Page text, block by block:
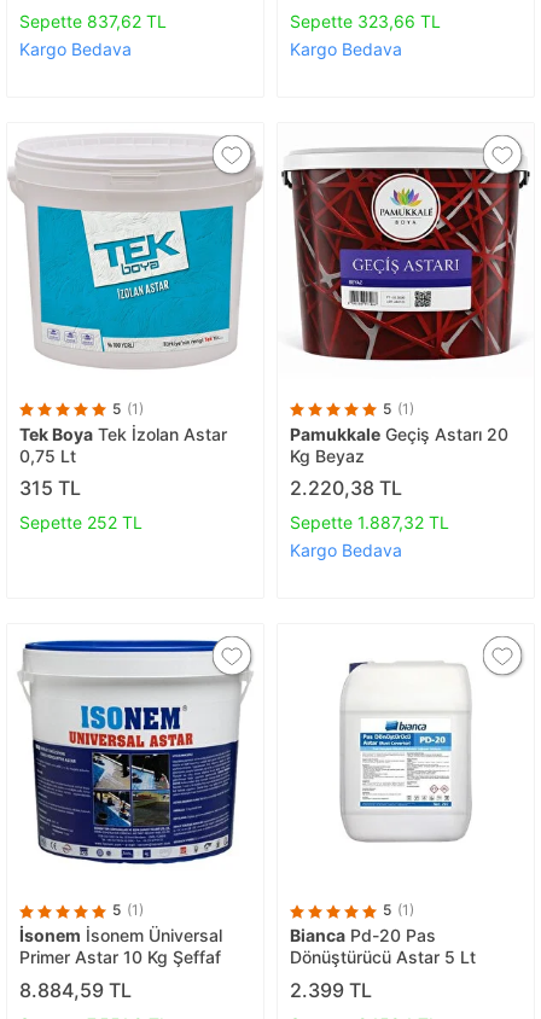
Sepette 837,62 TL
Kargo Bedava
Sepette 323,66 TL
Kargo Bedava
5 (1)
Tek Boya Tek İzolan Astar
0,75 Lt
315 TL
Sepette 252 TL
5 (1)
Pamukkale Geçiş Astarı 20
Kg Beyaz
2.220,38 TL
Sepette 1.887,32 TL
Kargo Bedava
5 (1)
İsonem İsonem Üniversal
Primer Astar 10 Kg Şeffaf
8.884,59 TL
5 (1)
Bianca Pd-20 Pas
Dönüştürücü Astar 5 Lt
2.399 TL